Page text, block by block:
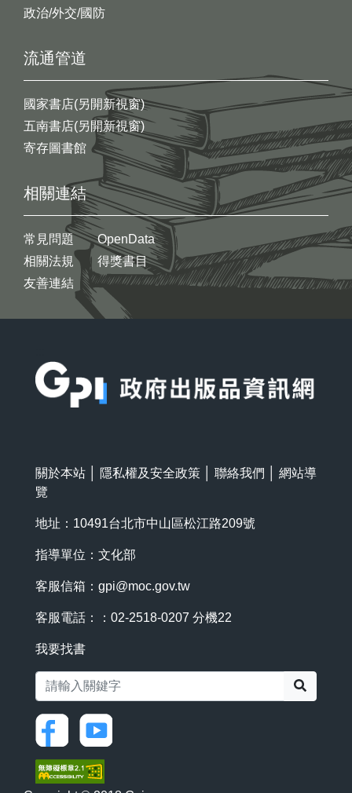
政治/外交/國防
流通管道
國家書店(另開新視窗)
五南書店(另開新視窗)
寄存圖書館
相關連結
常見問題
相關法規
友善連結
OpenData
得獎書目
關於本站 隱私權及安全政策 聯絡我們
網站導
覽
地址：10491台北市中山區松江路209號
指導單位：文化部
客服信箱： gpi@moc.gov.tw
客服電話：：02-2518-0207 分機22
我要找書